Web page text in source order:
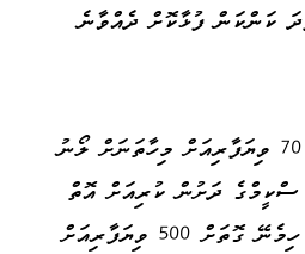
ކަންކަން ފުޅާކޮށް ދެއްވާނެ
އެ ލޯން ސްކީމް ގެ ދަށުން 70 ވިޔަފާރިއަށް މިހާތަނަށް ލޯނު
ސްކީމްގެ ދަށުން ކުރިއަށް އޮތް
ދައުރުގައި 1000 ޒުވާނުން ހިމެނޭ ގޮތަށް 500 ވިޔަފާރިއަށް